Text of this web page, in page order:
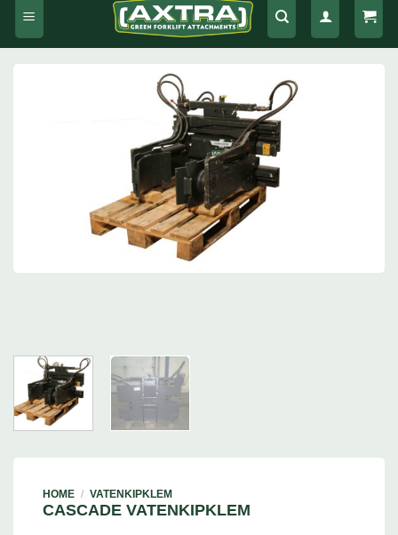
HOME / VATENKIPKLEM
CASCADE VATENKIPKLEM